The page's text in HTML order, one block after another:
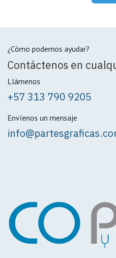
¿Cómo podemos ayudar?
Contáctenos en
Llámenos
+57 313 790 9205
Envíenos un mensaje